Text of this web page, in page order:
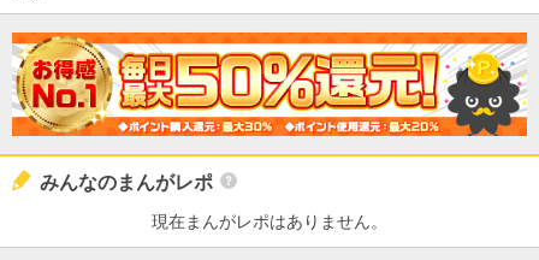
みんなのまんがレポ
現在まんがレポはありません。